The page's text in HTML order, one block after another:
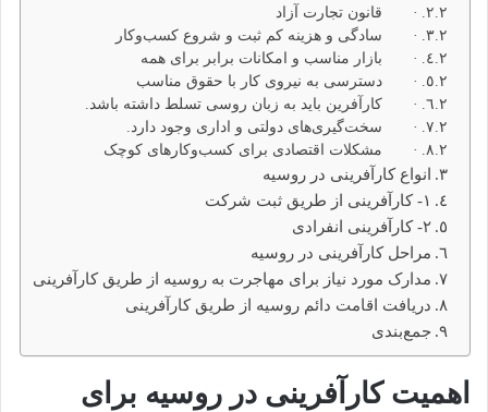
· قانون تجارت آزاد
· سادگی و هزینه کم ثبت و شروع کسب‌وکار
· بازار مناسب و امکانات برابر برای همه
· دسترسی به نیروی کار با حقوق مناسب
· کارآفرین باید به زبان روسی تسلط داشته باشد.
· سخت‌گیری‌های دولتی و اداری وجود دارد.
· مشکلات اقتصادی برای کسب‌وکارهای کوچک
انواع کارآفرینی در روسیه
۱- کارآفرینی از طریق ثبت شرکت
۲- کارآفرینی انفرادی
مراحل کارآفرینی در روسیه
مدارک مورد نیاز برای مهاجرت به روسیه از طریق کارآفرینی
دریافت اقامت دائم روسیه از طریق کارآفرینی
جمع‌بندی
اهمیت کارآفرینی در روسیه برای